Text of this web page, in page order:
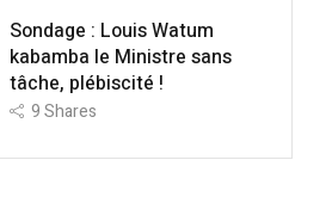
Sondage : Louis Watum
kabamba le Ministre sans
tâche, plébiscité !
9Shares